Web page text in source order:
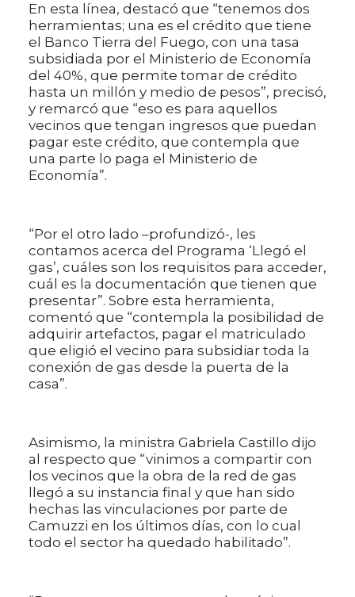
En esta línea, destacó que “tenemos dos
herramientas; una es el crédito que tiene
el Banco Tierra del Fuego, con una tasa
subsidiada por el Ministerio de Economía
del 40%, que permite tomar de crédito
hasta un millón y medio de pesos”, precisó,
y remarcó que “eso es para aquellos
vecinos que tengan ingresos que puedan
pagar este crédito, que contempla que
una parte lo paga el Ministerio de
Economía”.
“Por el otro lado –profundizó-, les
contamos acerca del Programa ‘Llegó el
gas’, cuáles son los requisitos para acceder,
cuál es la documentación que tienen que
presentar”. Sobre esta herramienta,
comentó que “contempla la posibilidad de
adquirir artefactos, pagar el matriculado
que eligió el vecino para subsidiar toda la
conexión de gas desde la puerta de la
casa”.
Asimismo, la ministra Gabriela Castillo dijo
al respecto que “vinimos a compartir con
los vecinos que la obra de la red de gas
llegó a su instancia final y que han sido
hechas las vinculaciones por parte de
Camuzzi en los últimos días, con lo cual
todo el sector ha quedado habilitado”.